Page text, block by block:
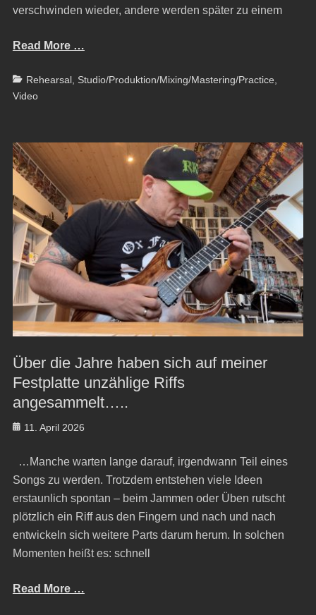
verschwinden wieder, andere werden später zu einem
Read More …
Categories
Rehearsal, Studio/Produktion/Mixing/Mastering/Practice
Video
Über die Jahre haben sich auf meiner
Festplatte unzählige Riffs
angesammelt…..
Posted
11. April 2026
…Manche warten lange darauf, irgendwann Teil eines
Songs zu werden. Trotzdem entstehen viele Ideen
erstaunlich spontan – beim Jammen oder Üben rutscht
plötzlich ein Riff aus den Fingern und nach und nach
entwickeln sich weitere Parts darum herum. In solchen
Momenten heißt es: schnell
Read More …